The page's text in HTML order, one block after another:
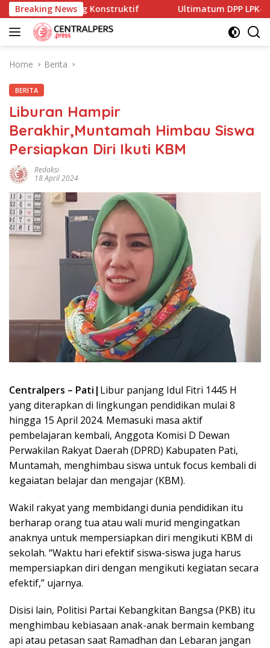
Skip
to
content
Breaking News
Yang Konstruktif Ultimatum DPP LPK-RI ke
Home Berita
BERITA
Liburan Hampir
Berakhir,Muntamah Himbau Siswa
Persiapkan Diri Ikuti KBM
Redaksi
18 April 2024
Centralpers – Pati| Libur panjang Idul Fitri 1445 H
yang diterapkan di lingkungan pendidikan mulai 8
hingga 15 April 2024. Memasuki masa aktif
pembelajaran kembali, Anggota Komisi D Dewan
Perwakilan Rakyat Daerah (DPRD) Kabupaten Pati,
Muntamah, menghimbau siswa untuk focus kembali di
kegaiatan belajar dan mengajar (KBM).
Wakil rakyat yang membidangi dunia pendidikan itu
berharap orang tua atau wali murid mengingatkan
anaknya untuk mempersiapkan diri mengikuti KBM di
sekolah. “Waktu hari efektif siswa-siswa juga harus
mempersiapkan diri dengan mengikuti kegiatan secara
efektif,” ujarnya.
Disisi lain, Politisi Partai Kebangkitan Bangsa (PKB) itu
menghimbau kebiasaan anak-anak bermain kembang
api atau petasan saat Ramadhan dan Lebaran jangan